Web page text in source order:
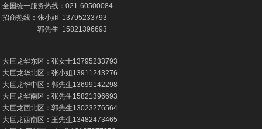
全国统一服务热线：021-60500084
招商热线：张小姐 13795233793
郭先生 15821396693
大巨龙华东区：张女士13795233793
大巨龙华北区：张小姐13911243276
大巨龙华中区：郭先生13699142298
大巨龙华南区：张先生15821396693
大巨龙西北区：郭先生13023276564
大巨龙西南区：王先生13482473465